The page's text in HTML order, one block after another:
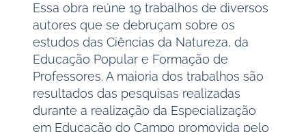
Essa obra reúne 19 trabalhos de diversos
autores que se debruçam sobre os
estudos das Ciências da Natureza, da
Educação Popular e Formação de
Professores. A maioria dos trabalhos são
resultados das pesquisas realizadas
durante a realização da Especialização
em Educação do Campo promovida pelo